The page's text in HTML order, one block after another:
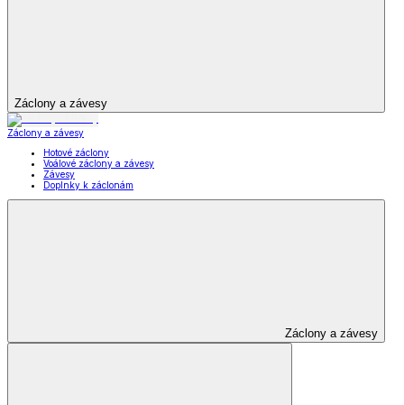
Záclony a závesy
Záclony a závesy
Hotové záclony
Voálové záclony a závesy
Závesy
Doplnky k záclonám
Záclony a závesy